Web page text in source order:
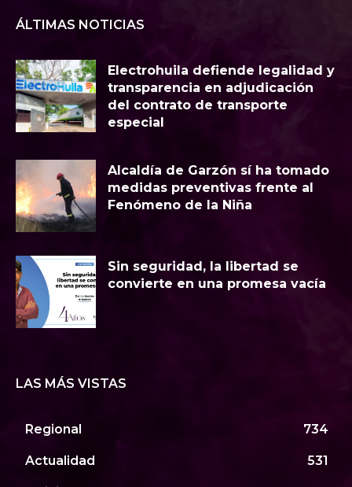
ÁLTIMAS NOTICIAS
Electrohuila defiende legalidad y
transparencia en adjudicación
del contrato de transporte
especial
Alcaldía de Garzón sí ha tomado
medidas preventivas frente al
Fenómeno de la Niña
Sin seguridad, la libertad se
convierte en una promesa vacía
LAS MÁS VISTAS
Regional 734
Actualidad 531